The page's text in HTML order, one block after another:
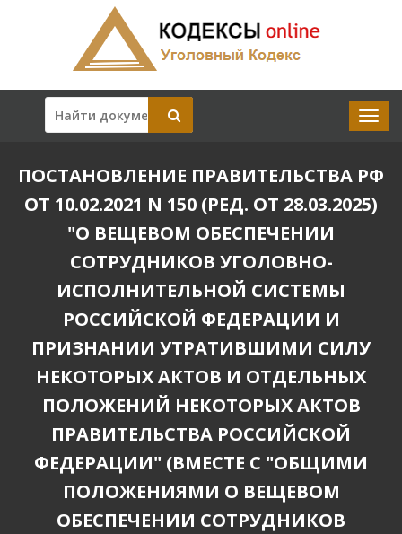
ПОСТАНОВЛЕНИЕ ПРАВИТЕЛЬСТВА РФ
ОТ 10.02.2021 N 150 (РЕД. ОТ 28.03.2025)
"О ВЕЩЕВОМ ОБЕСПЕЧЕНИИ
СОТРУДНИКОВ УГОЛОВНО-
ИСПОЛНИТЕЛЬНОЙ СИСТЕМЫ
РОССИЙСКОЙ ФЕДЕРАЦИИ И
ПРИЗНАНИИ УТРАТИВШИМИ СИЛУ
НЕКОТОРЫХ АКТОВ И ОТДЕЛЬНЫХ
ПОЛОЖЕНИЙ НЕКОТОРЫХ АКТОВ
ПРАВИТЕЛЬСТВА РОССИЙСКОЙ
ФЕДЕРАЦИИ" (ВМЕСТЕ С "ОБЩИМИ
ПОЛОЖЕНИЯМИ О ВЕЩЕВОМ
ОБЕСПЕЧЕНИИ СОТРУДНИКОВ